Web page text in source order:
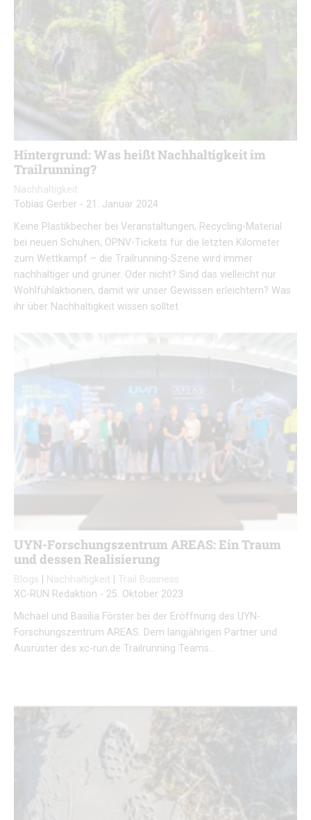
Hintergrund: Was heißt Nachhaltigkeit im
Trailrunning?
Nachhaltigkeit
Tobias Gerber - 21. Januar 2024
Keine Plastikbecher bei Veranstaltungen, Recycling-Material
bei neuen Schuhen, ÖPNV-Tickets für die letzten Kilometer
zum Wettkampf – die Trailrunning-Szene wird immer
nachhaltiger und grüner. Oder nicht? Sind das vielleicht nur
Wohlfühlaktionen, damit wir unser Gewissen erleichtern? Was
ihr über Nachhaltigkeit wissen solltet.
UYN-Forschungszentrum AREAS: Ein Traum
und dessen Realisierung
Blogs Nachhaltigkeit
Trail Business
XC-RUN Redaktion - 25. Oktober 2023
Michael und Basilia Förster bei der Eröffnung des UYN-
Forschungszentrum AREAS. Dem langjährigen Partner und
Ausrüster des xc-run.de Trailrunning Teams…